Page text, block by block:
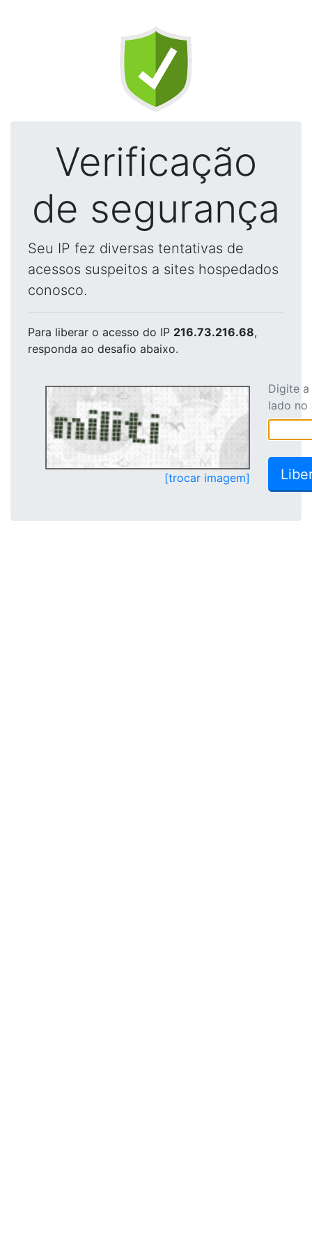
Verificação
de segurança
Seu IP fez diversas tentativas de
acessos suspeitos a sites hospedados
conosco.
Para liberar o acesso do IP 216.73.216.68,
responda ao desafio abaixo.
[trocar imagem]
Digite
lado no